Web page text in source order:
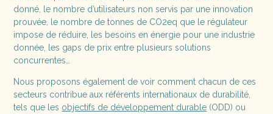
donné, le nombre d’utilisateurs non servis par une innovation
prouvée, le nombre de tonnes de CO2eq que le régulateur
impose de réduire, les besoins en énergie pour une industrie
donnée, les gaps de prix entre plusieurs solutions
concurrentes…
Nous proposons également de voir comment chacun de ces
secteurs contribue aux référents internationaux de durabilité,
tels que les objectifs de développement durable (ODD) ou